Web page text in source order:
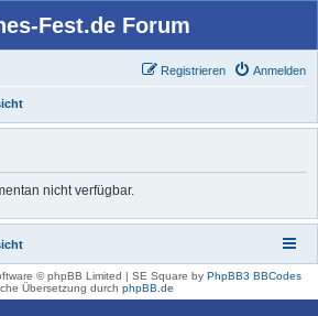
Fest.de Forum
Anmelden
Registrieren
nicht verfügbar.
© phpBB Limited | SE Square by PhpBB3 BBCodes
Übersetzung durch phpBB.de